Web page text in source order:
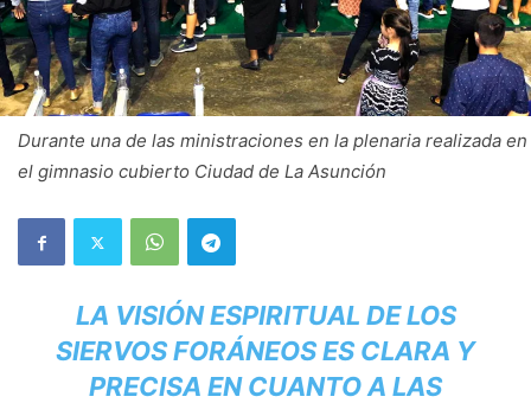
Durante una de las ministraciones en la plenaria realizada en
el gimnasio cubierto Ciudad de La Asunción
LA VISIÓN ESPIRITUAL DE LOS
SIERVOS FORÁNEOS ES CLARA Y
PRECISA EN CUANTO A LAS